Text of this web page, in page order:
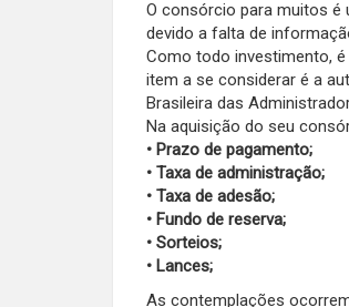
O consórcio para muitos é
devido a falta de
Como todo investimento, é
item a se considerar é a
Brasileira das
Na aquisição do seu
• Prazo de pagamento;
• Taxa de administração;
• Taxa de adesão;
• Fundo de reserva;
• Sorteios;
• Lances;
As contemplações